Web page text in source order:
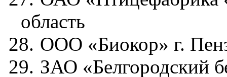
область
28. ООО «Биокор» г.
29. ЗАО «Белгородский